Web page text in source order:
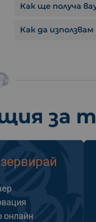
Как ще получа
Как да използвам
за
онлайн